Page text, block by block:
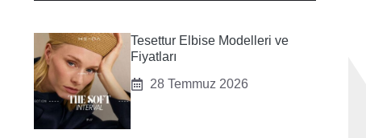
Tesettur Elbise Modelleri ve
Fiyatları
28 Temmuz 2026